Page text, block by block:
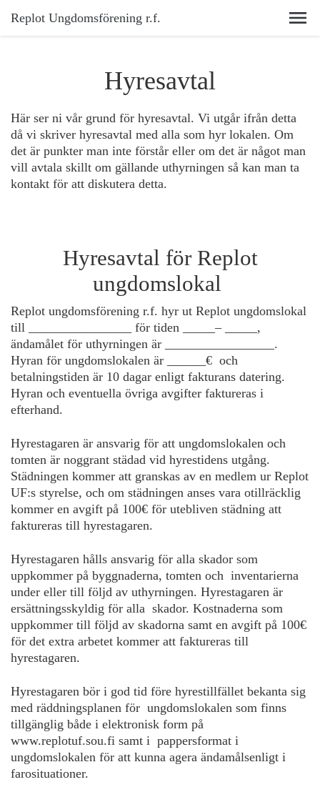
Replot Ungdomsförening r.f.
Hyresavtal
Här ser ni vår grund för hyresavtal. Vi utgår ifrån detta
då vi skriver hyresavtal med alla som hyr lokalen. Om
det är punkter man inte förstår eller om det är något man
vill avtala skillt om gällande uthyrningen så kan man ta
kontakt för att diskutera detta.
Hyresavtal för Replot
ungdomslokal
Replot ungdomsförening r.f. hyr ut Replot ungdomslokal
till ________________ för tiden _____– _____,
ändamålet för uthyrningen är _________________.
Hyran för ungdomslokalen är ______€ och
betalningstiden är 10 dagar enligt fakturans datering.
Hyran och eventuella övriga avgifter faktureras i
efterhand.
Hyrestagaren är ansvarig för att ungdomslokalen och
tomten är noggrant städad vid hyrestidens utgång.
Städningen kommer att granskas av en medlem ur Replot
UF:s styrelse, och om städningen anses vara otillräcklig
kommer en avgift på 100€ för utebliven städning att
faktureras till hyrestagaren.
Hyrestagaren hålls ansvarig för alla skador som
uppkommer på byggnaderna, tomten och inventarierna
under eller till följd av uthyrningen. Hyrestagaren är
ersättningsskyldig för alla skador. Kostnaderna som
uppkommer till följd av skadorna samt en avgift på 100€
för det extra arbetet kommer att faktureras till
hyrestagaren.
Hyrestagaren bör i god tid före hyrestillfället bekanta sig
med räddningsplanen för ungdomslokalen som finns
tillgänglig både i elektronisk form på
www.replotuf.sou.fi samt i pappersformat i
ungdomslokalen för att kunna agera ändamålsenligt i
farosituationer.